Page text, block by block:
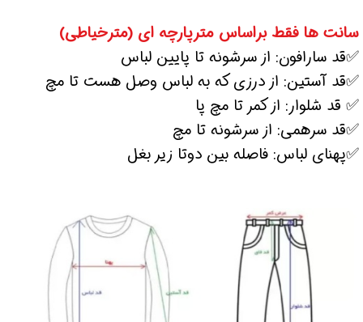
سانت ها فقط براساس مترپارچه ای (مترخیاطی)
✅قد سارافون: از سرشونه تا پایین لباس
✅قد آستین: از درزی که به لباس وصل هست تا مچ
✅ قد شلوار: از کمر تا مچ پا
✅قد سرهمی: از سرشونه تا مچ
✅پهنای لباس: فاصله بین دوتا زیر بغل